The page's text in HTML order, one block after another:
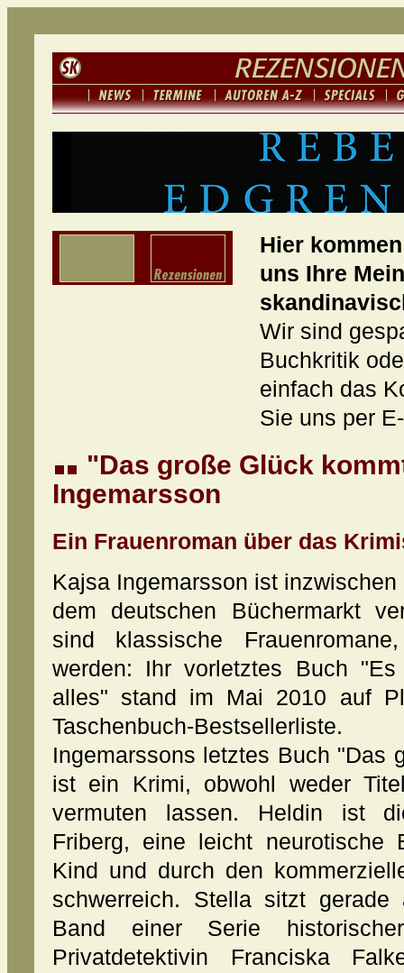
Hier
uns Ihre
Wir sind
Buchkritik
einfach das
Sie uns per
"Das große Glück
Ingemarsson
Ein Frauenroman über das
Kajsa Ingemarsson ist
dem deutschen Büchermarkt
sind klassische
werden: Ihr vorletztes Buch
alles" stand im Mai 2010 auf
Taschenbuch-Bestsellerliste.
Ingemarssons letztes Buch "Das
ist ein Krimi, obwohl weder
vermuten lassen. Heldin ist
Friberg, eine leicht neurotische
Kind und durch den
schwerreich. Stella sitzt gerade
Band einer Serie
Privatdetektivin Franciska